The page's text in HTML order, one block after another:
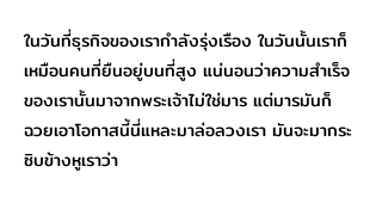
ในวันที่ธุรกิจของเรากำลังรุ่งเรือง ในวันนั้นเราก็
เหมือนคนที่ยืนอยู่บนที่สูง แน่นอนว่าความสำเร็จ
ของเรานั้นมาจากพระเจ้าไม่ใช่มาร แต่มารมันก็
ฉวยเอาโอกาสนี้นี่แหละมาล่อลวงเรา มันจะมากระ
ซิบข้างหูเราว่า